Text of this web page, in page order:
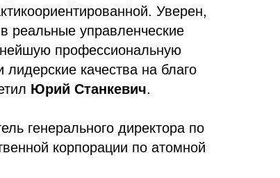
Уверен,
реальные управленческие
профессиональную
качества на благо
Юрий Станкевич.
генерального директора по
корпорации по атомной